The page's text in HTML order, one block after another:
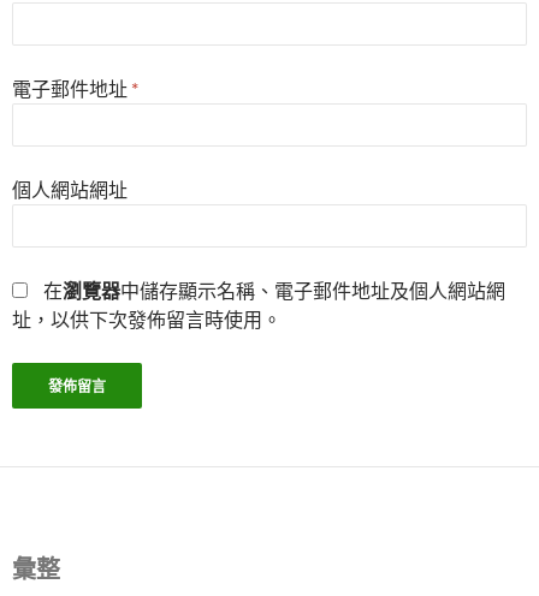
電子郵件地址 *
個人網站網址
在瀏覽器中儲存顯示名稱、電子郵件地址及個人網站網
址，以供下次發佈留言時使用。
彙整